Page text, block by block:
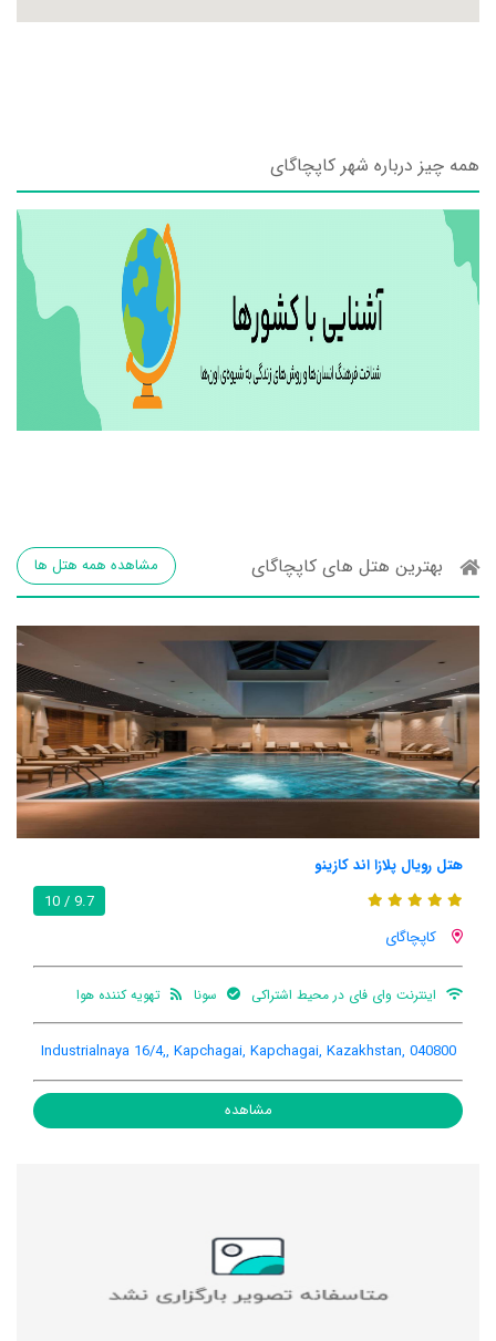
همه چیز درباره شهر کاپچاگای
بهترین هتل های کاپچاگای مشاهده همه هتل ها
هتل رویال پلازا اند کازینو
9.7 / 10
کاپچاگای
اینترنت وای فای در محیط اشتراکی سونا تهویه کننده هوا
Industrialnaya 16/4,, Kapchagai, Kapchagai, Kazakhstan, 040800
مشاهده